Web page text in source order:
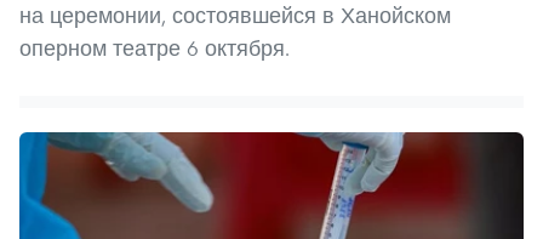
на церемонии, состоявшейся в Ханойском
оперном театре 6 октября.